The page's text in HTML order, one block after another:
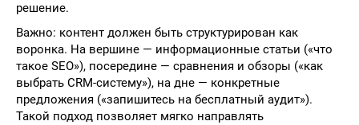
решение.
Важно: контент должен быть структурирован как
воронка. На вершине — информационные статьи («что
такое SEO»), посередине — сравнения и обзоры («как
выбрать CRM-систему»), на дне — конкретные
предложения («запишитесь на бесплатный аудит»).
Такой подход позволяет мягко направлять